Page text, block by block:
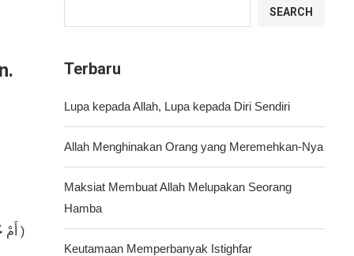
أَمْ خُلِقُوا مِنْ غَيْرِ شَيْءٍ أَمْ هُمُ الْخَالِقُونَ )
SEARCH
Terbaru
Lupa kepada Allah, Lupa kepada Diri Sendiri
Allah Menghinakan Orang yang Meremehkan-Nya
Maksiat Membuat Allah Melupakan Seorang
Hamba
Keutamaan Memperbanyak Istighfar